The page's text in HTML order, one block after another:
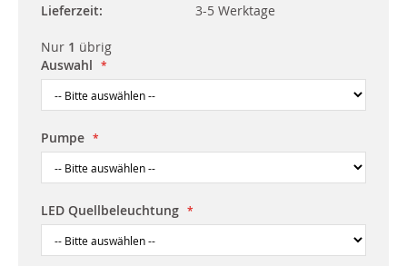
Lieferzeit
3-5 Werktage
Nur 1 übrig
Auswahl
Pumpe
LED Quellbeleuchtung